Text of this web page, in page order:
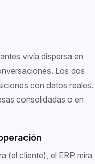
vivía dispersa en
Los dos
con datos reales.
consolidadas o en
(el cliente), el ERP mira